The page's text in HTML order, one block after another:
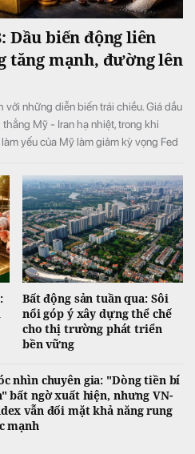
Dầu biến động liên
tăng mạnh, đường lên
những diễn biến trái chiều. Giá dầu
Mỹ - Iran hạ nhiệt, trong khi
yếu của Mỹ làm giảm kỳ vọng Fed
thiếu hụt, còn cacao và cà phê diễn
Bất động sản tuần qua: Sôi
nổi góp ý xây dựng thể chế
cho thị trường phát triển
bền vững
nhìn chuyên gia: "Dòng tiền bí
bất ngờ xuất hiện, nhưng VN-
vẫn đối mặt khả năng rung
mạnh